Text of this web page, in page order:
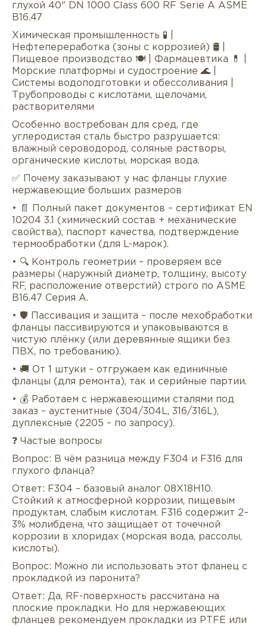
глухой 40" DN 1000 Class 600 RF Serie А ASME
B16.47
Химическая промышленность 🧪 |
Нефтепереработка (зоны с коррозией) 🛢 |
Пищевое производство 🍽 | Фармацевтика 💊 |
Морские платформы и судостроение 🌊 |
Системы водоподготовки и обессоливания |
Трубопроводы с кислотами, щелочами,
растворителями
Особенно востребован для сред, где
углеродистая сталь быстро разрушается:
влажный сероводород, соляные растворы,
органические кислоты, морская вода.
✅ Почему заказывают у нас фланцы глухие
нержавеющие больших размеров
• 📄 Полный пакет документов – сертификат EN
10204 3.1 (химический состав + механические
свойства), паспорт качества, подтверждение
термообработки (для L-марок).
• 🔍 Контроль геометрии – проверяем все
размеры (наружный диаметр, толщину, высоту
RF, расположение отверстий) строго по ASME
B16.47 Серия A.
• 🛡 Пассивация и защита – после мехобработки
фланцы пассивируются и упаковываются в
чистую плёнку (или деревянные ящики без
ПВХ, по требованию).
• 🚚 От 1 штуки – отгружаем как единичные
фланцы (для ремонта), так и серийные партии.
• 💰 Работаем с нержавеющими сталями под
заказ – аустенитные (304/304L, 316/316L),
дуплексные (2205 – по запросу).
❓ Частые вопросы
Вопрос: В чём разница между F304 и F316 для
глухого фланца?
Ответ: F304 – базовый аналог 08Х18Н10.
Стойкий к атмосферной коррозии, пищевым
продуктам, слабым кислотам. F316 содержит 2–
3% молибдена, что защищает от точечной
коррозии в хлоридах (морская вода, рассолы,
кислоты).
Вопрос: Можно ли использовать этот фланец с
прокладкой из паронита?
Ответ: Да, RF-поверхность рассчитана на
плоские прокладки. Но для нержавеющих
фланцев рекомендуем прокладки из PTFE или